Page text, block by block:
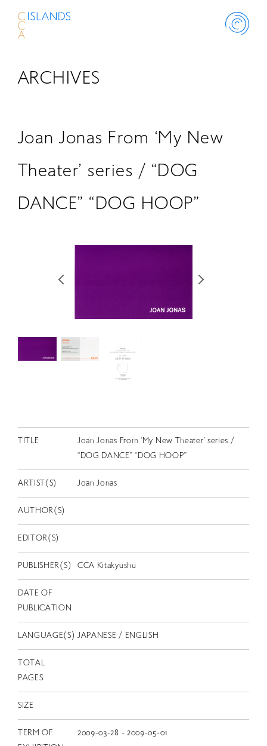
ABOUT
LIBRARY
SCHOLARSHIP
RETRACE
出版物
CONTACT
JP
EN
ARCHIVES
Joan Jonas From ‘My New
Theater’ series / “DOG
DANCE” “DOG HOOP”
TITLE
Joan Jonas From ‘My New Theater’ series /
“DOG DANCE” “DOG HOOP”
ARTIST(S) Joan Jonas
AUTHOR(S)
EDITOR(S)
PUBLISHER(S) CCA Kitakyushu
DATE OF
PUBLICATION
LANGUAGE(S) JAPANESE / ENGLISH
TOTAL
PAGES
SIZE
TERM OF
2009-03-28 - 2009-05-01